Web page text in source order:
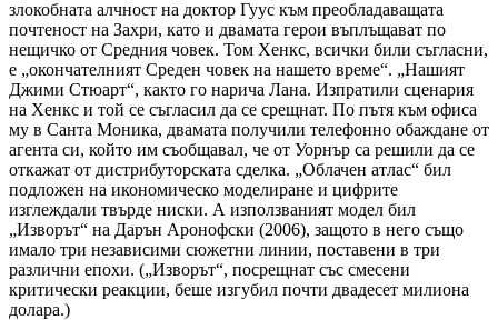
злокобната алчност на доктор Гуус към преобладаващата
почтеност на Захри, като и двамата герои въплъщават по
нещичко от Средния човек. Том Хенкс, всички били съгласни,
е „окончателният Среден човек на нашето време“. „Нашият
Джими Стюарт“, както го нарича Лана. Изпратили сценария
на Хенкс и той се съгласил да се срещнат. По пътя към офиса
му в Санта Моника, двамата получили телефонно обаждане от
агента си, който им съобщавал, че от Уорнър са решили да се
откажат от дистрибуторската сделка. „Облачен атлас“ бил
подложен на икономическо моделиране и цифрите
изглеждали твърде ниски. А използваният модел бил
„Изворът“ на Дарън Аронофски (2006), защото в него също
имало три независими сюжетни линии, поставени в три
различни епохи. („Изворът“, посрещнат със смесени
критически реакции, беше изгубил почти двадесет милиона
долара.)